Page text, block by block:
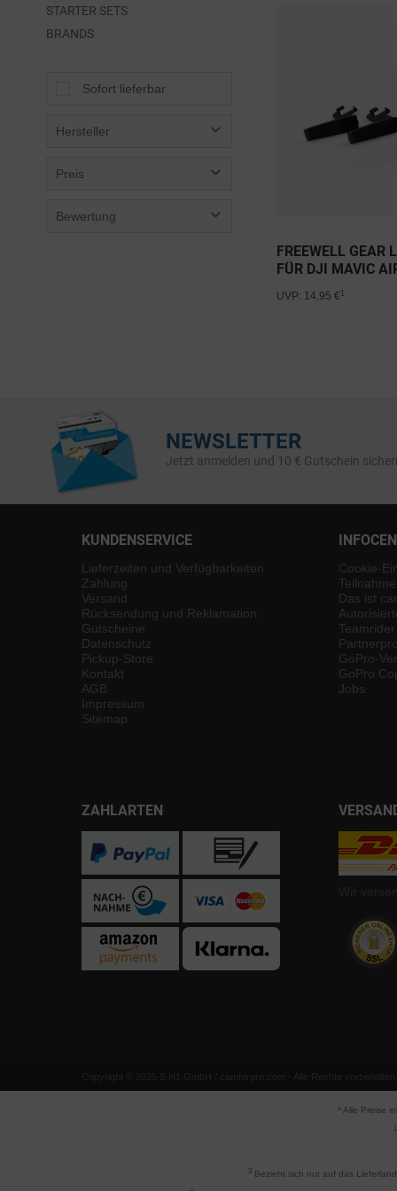
STARTER SETS
BRANDS
Sofort lieferbar
Hersteller
Cytronix
Freewell Gear
Preis
Bewertung
FREEWELL GEAR
FÜR DJI MAVIC
UVP: 14,95 €
NEWSLETTER
Jetzt anmelden und 10 € Gutschein
KUNDENSERVICE
Lieferzeiten und Verfügbarkeiten
Zahlung
Versand
Rücksendung und Reklamation
Gutscheine
Datenschutz
Pickup-Store
Kontakt
AGB
Impressum
Sitemap
Cookie-
Das ist
Teamrider
GoPro-
GoPro
Jobs
ZAHLARTEN
Copyright © 2025 S.H1 GmbH / camforpro.com - Alle Rechte vorbehalten
* Alle Preise
1
3 Bezieht sich nur auf das